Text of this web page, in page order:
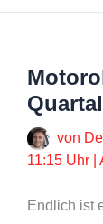
von
11:15 Uhr
Endlich ist